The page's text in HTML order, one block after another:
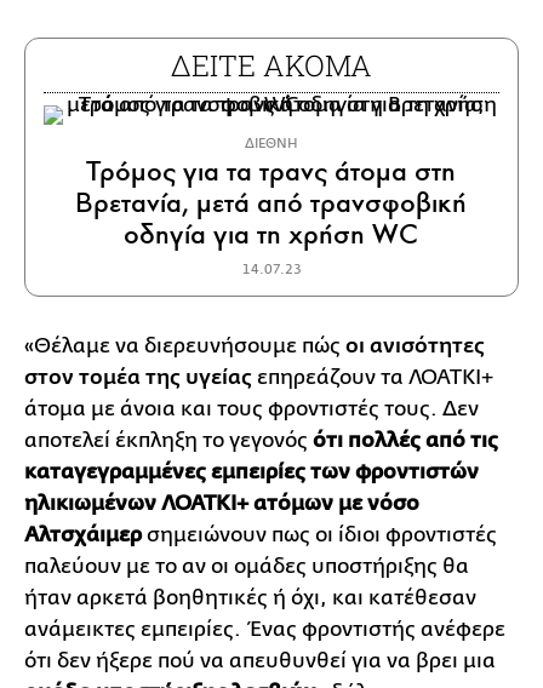
ΔΕΙΤΕ ΑΚΟΜΑ
ΔΙΕΘΝΗ
Τρόμος για τα τρανς άτομα στη
Βρετανία, μετά από τρανσφοβική
οδηγία για τη χρήση WC
14.07.23
«Θέλαμε να διερευνήσουμε πώς οι ανισότητες
στον τομέα της υγείας επηρεάζουν τα ΛΟΑΤΚΙ+
άτομα με άνοια και τους φροντιστές τους. Δεν
αποτελεί έκπληξη το γεγονός ότι πολλές από τις
καταγεγραμμένες εμπειρίες των φροντιστών
ηλικιωμένων ΛΟΑΤΚΙ+ ατόμων με νόσο
Αλτσχάιμερσημειώνουν πως οι ίδιοι φροντιστές
παλεύουν με το αν οι ομάδες υποστήριξης θα
ήταν αρκετά βοηθητικές ή όχι, και κατέθεσαν
ανάμεικτες εμπειρίες. Ένας φροντιστής ανέφερε
ότι δεν ήξερε πού να απευθυνθεί για να βρει μια